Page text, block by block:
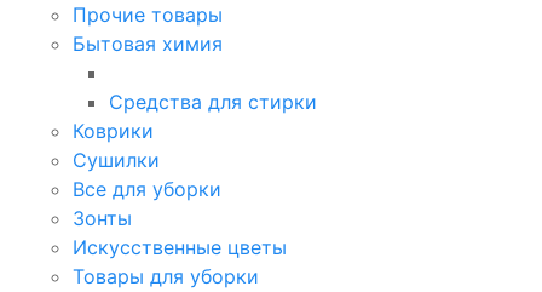
Прочие товары
Бытовая химия
Средства для стирки
Коврики
Сушилки
Все для уборки
Зонты
Искусственные цветы
Товары для уборки